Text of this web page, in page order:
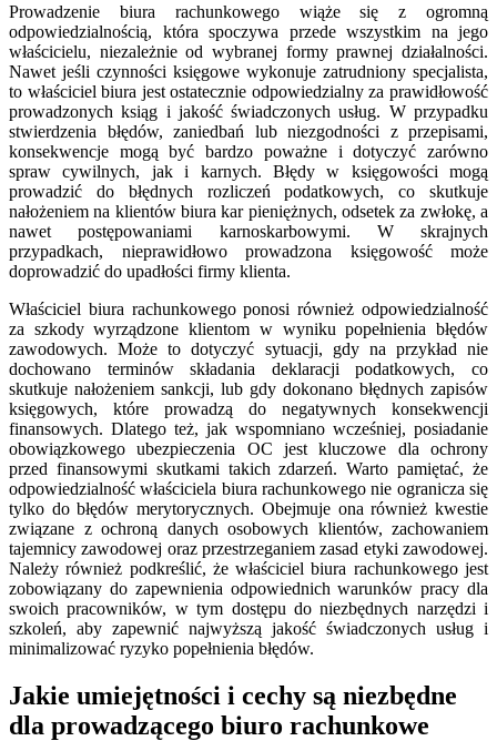
Prowadzenie biura rachunkowego wiąże się z ogromną
odpowiedzialnością, która spoczywa przede wszystkim na jego
właścicielu, niezależnie od wybranej formy prawnej działalności.
Nawet jeśli czynności księgowe wykonuje zatrudniony specjalista,
to właściciel biura jest ostatecznie odpowiedzialny za prawidłowość
prowadzonych ksiąg i jakość świadczonych usług. W przypadku
stwierdzenia błędów, zaniedbań lub niezgodności z przepisami,
konsekwencje mogą być bardzo poważne i dotyczyć zarówno
spraw cywilnych, jak i karnych. Błędy w księgowości mogą
prowadzić do błędnych rozliczeń podatkowych, co skutkuje
nałożeniem na klientów biura kar pieniężnych, odsetek za zwłokę, a
nawet postępowaniami karnoskarbowymi. W skrajnych
przypadkach, nieprawidłowo prowadzona księgowość może
doprowadzić do upadłości firmy klienta.
Właściciel biura rachunkowego ponosi również odpowiedzialność
za szkody wyrządzone klientom w wyniku popełnienia błędów
zawodowych. Może to dotyczyć sytuacji, gdy na przykład nie
dochowano terminów składania deklaracji podatkowych, co
skutkuje nałożeniem sankcji, lub gdy dokonano błędnych zapisów
księgowych, które prowadzą do negatywnych konsekwencji
finansowych. Dlatego też, jak wspomniano wcześniej, posiadanie
obowiązkowego ubezpieczenia OC jest kluczowe dla ochrony
przed finansowymi skutkami takich zdarzeń. Warto pamiętać, że
odpowiedzialność właściciela biura rachunkowego nie ogranicza się
tylko do błędów merytorycznych. Obejmuje ona również kwestie
związane z ochroną danych osobowych klientów, zachowaniem
tajemnicy zawodowej oraz przestrzeganiem zasad etyki zawodowej.
Należy również podkreślić, że właściciel biura rachunkowego jest
zobowiązany do zapewnienia odpowiednich warunków pracy dla
swoich pracowników, w tym dostępu do niezbędnych narzędzi i
szkoleń, aby zapewnić najwyższą jakość świadczonych usług i
minimalizować ryzyko popełnienia błędów.
Jakie umiejętności i cechy są niezbędne
dla prowadzącego biuro rachunkowe